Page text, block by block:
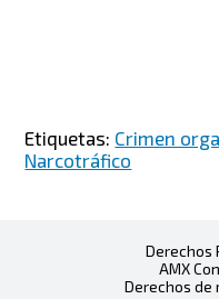
Etiquetas: Crimen
Narcotráfico
Derechos
AMX
Derechos de